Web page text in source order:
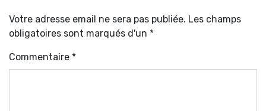
Votre adresse email ne sera pas publiée. Les champs
obligatoires sont marqués d'un *
Commentaire *